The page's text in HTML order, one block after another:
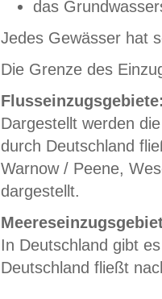
das
Jedes Gewässer hat
Die Grenze des
Dargestellt werden
durch Deutschland
Warnow / Peene,
dargestellt.
In Deutschland gibt
Deutschland fließt